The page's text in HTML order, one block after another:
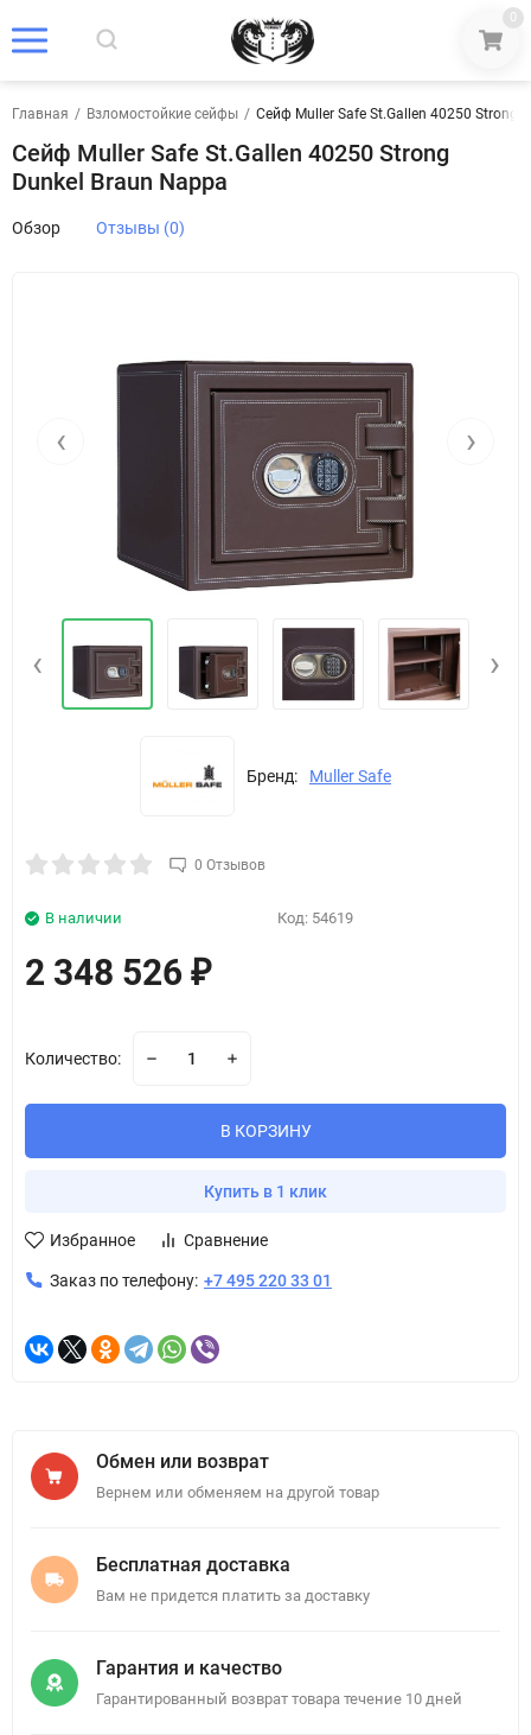
0
Главная / Взломостойкие сейфы / Сейф Muller Safe St.Gallen 40250 Strong
Сейф Muller Safe St.Gallen 40250 Strong
Dunkel Braun Nappa
Обзор Отзывы (0)
‹ ›
‹ ›
Бренд: Muller Safe
0 Отзывов
В наличии Код: 54619
2 348 526 ₽
Количество:
В КОРЗИНУ
Купить в 1 клик
Избранное Сравнение
Заказ по телефону: +7 495 220 33 01
Обмен или возврат
Вернем или обменяем на другой товар
Бесплатная доставка
Вам не придется платить за доставку
Гарантия и качество
Гарантированный возврат товара течение 10 дней